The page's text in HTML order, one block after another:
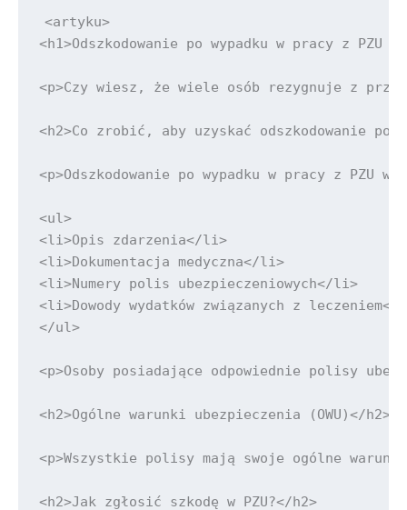
<artyku>
<h1>Odszkodowanie po wypadku w pracy z
<p>Czy wiesz, że wiele osób rezygnuje z
<h2>Co zrobić, aby uzyskać odszkodowanie po
<p>Odszkodowanie po wypadku w pracy z
<ul>
<li>Opis zdarzenia</li>
<li>Dokumentacja medyczna</li>
<li>Numery polis ubezpieczeniowych</li>
<li>Dowody wydatków związanych z
</ul>
<p>Osoby posiadające odpowiednie polisy
<h2>Ogólne warunki ubezpieczenia (OWU)</h2>
<p>Wszystkie polisy mają swoje ogólne
<h2>Jak zgłosić szkodę w PZU?</h2>